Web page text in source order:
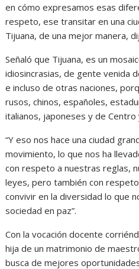
en cómo expresamos esas
respeto, ese transitar en una
Tijuana, de una mejor manera,
Señaló que Tijuana, es un
idiosincrasias, de gente venida
e incluso de otras naciones,
rusos, chinos, españoles,
italianos, japoneses y de Centro
“Y eso nos hace una ciudad
movimiento, lo que nos ha
con respeto a nuestras reglas,
leyes, pero también con
convivir en la diversidad lo que
sociedad en paz”.
Con la vocación docente
hija de un matrimonio de
busca de mejores